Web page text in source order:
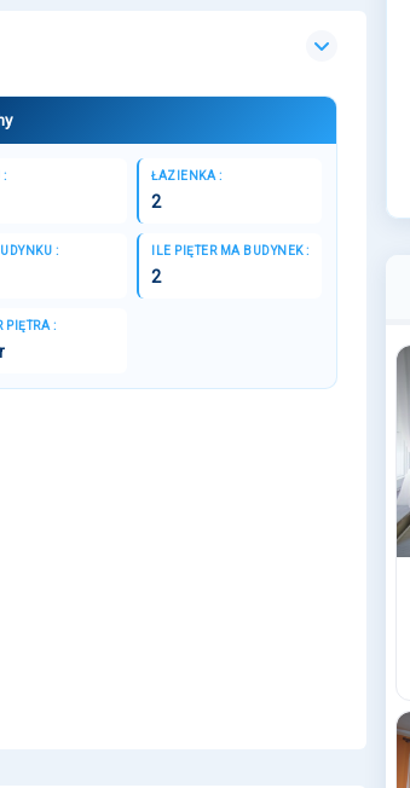
: ŁAZIENKA :
2
: ILE PIĘTER MA BUDYNEK :
2
PIĘTRA :